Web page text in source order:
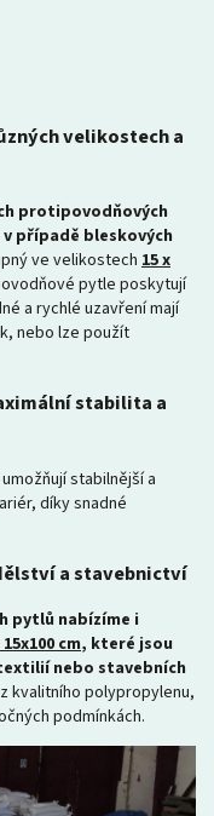
velikostech a
protipovodňových
případě bleskových
ve velikostech 15 x
pytle poskytují
a rychlé uzavření mají
nebo lze použít
stabilita a
stabilnější a
díky snadné
a stavebnictví
pytlů nabízíme i
15x100 cm, které jsou
nebo stavebních
kvalitního polypropylenu,
podmínkách.